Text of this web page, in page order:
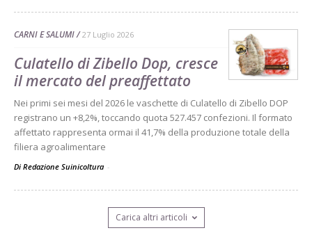
CARNI E SALUMI 27 Luglio 2026
Culatello di Zibello Dop, cresce
il mercato del preaffettato
Nei primi sei mesi del 2026 le vaschette di Culatello di Zibello DOP
registrano un +8,2%, toccando quota 527.457 confezioni. Il formato
affettato rappresenta ormai il 41,7% della produzione totale della
filiera agroalimentare
Di Redazione Suinicoltura -
Carica altri articoli